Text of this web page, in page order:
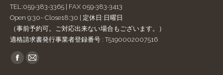
TEL:059-383-3365 | FAX 059-383-3413
Open 9:30~ Close18:30 | 定休日:日曜日
（事前予約可。ご対応出来ない場合もございます。）
適格請求書発行事業者登録番号 : T5190002007516
Find us on:
Facebook
Mail